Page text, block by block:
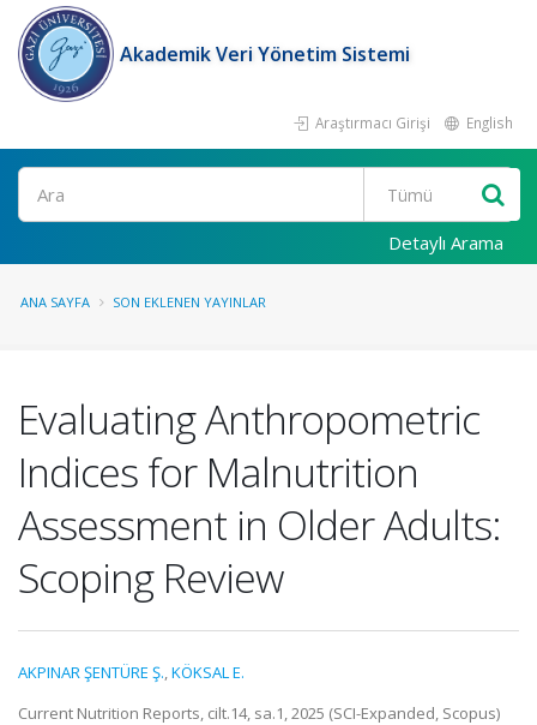
Akademik Veri Yönetim Sistemi
Araştırmacı Girişi English
Ara
Detaylı Arama
ANA SAYFA SON EKLENEN YAYINLAR
Evaluating Anthropometric
Indices for Malnutrition
Assessment in Older Adults:
Scoping Review
AKPINAR ŞENTÜRE Ş.,KÖKSAL E.
Current Nutrition Reports, cilt.14, sa.1, 2025 (SCI-Expanded, Scopus)